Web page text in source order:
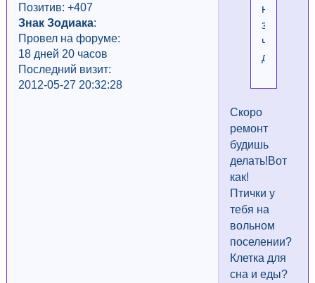
Позитив: +407
Знак Зодиака:
Провел на форуме:
18 дней 20 часов
Последний визит:
2012-05-27 20:32:28
не
знаю
чего
делать!
Скоро
ремонт
будишь
делать!Вот
как!
Птички у
тебя на
вольном
поселении?
Клетка для
сна и еды?